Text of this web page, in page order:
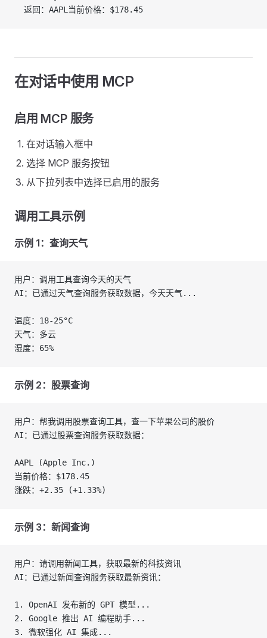
  返回：AAPL当前价格：$178.45
在对话中使用 MCP
启用 MCP 服务
在对话输入框中
选择 MCP 服务按钮
从下拉列表中选择已启用的服务
调用工具示例
示例 1：查询天气
用户：调用工具查询今天的天气
AI：已通过天气查询服务获取数据，今天天气...
温度：18-25°C
天气：多云
湿度：65%
示例 2：股票查询
用户：帮我调用股票查询工具，查一下苹果公司的股价
AI：已通过股票查询服务获取数据：
AAPL (Apple Inc.)
当前价格：$178.45
涨跌：+2.35 (+1.33%)
示例 3：新闻查询
用户：请调用新闻工具，获取最新的科技资讯
AI：已通过新闻查询服务获取最新资讯：
1. OpenAI 发布新的 GPT 模型...
2. Google 推出 AI 编程助手...
3. 微软强化 AI 集成...